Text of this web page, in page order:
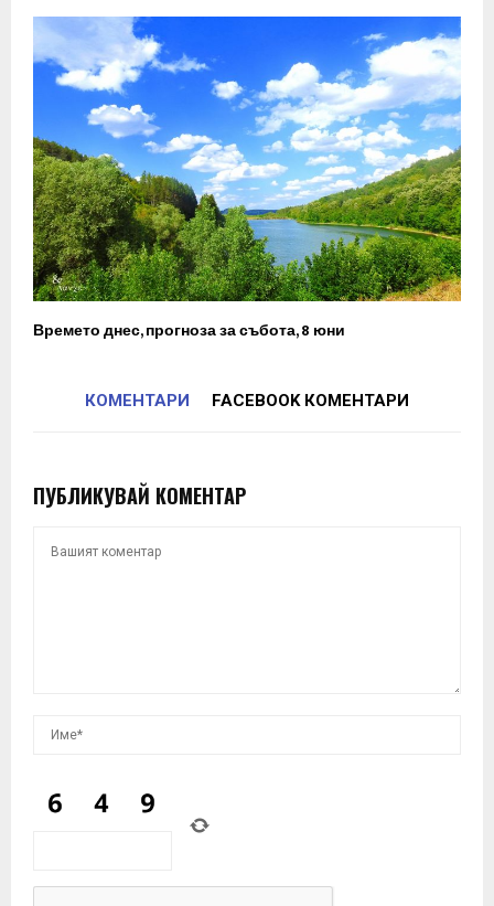
Времето днес, прогноза за събота, 8 юни
КОМЕНТАРИ FACEBOOK КОМЕНТАРИ
ПУБЛИКУВАЙ КОМЕНТАР